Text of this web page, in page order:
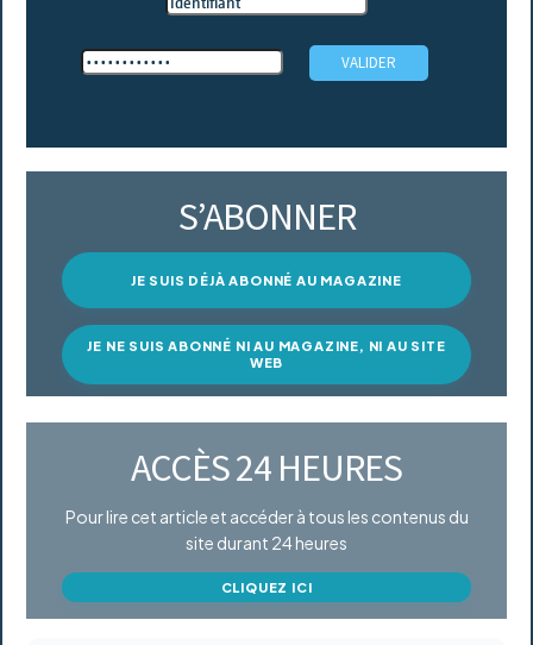
S’ABONNER
JE SUIS DÉJÀ ABONNÉ AU MAGAZINE
JE NE SUIS ABONNÉ NI AU MAGAZINE, NI AU SITE
WEB
ACCÈS 24 HEURES
Pour lire cet article et accéder à tous les contenus du
site durant 24 heures
CLIQUEZ ICI